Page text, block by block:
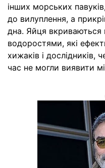
інших морських
до вилуплення, а
дна. Яйця вкриваються
водоростями, які
хижаків і дослідників,
час не могли виявити